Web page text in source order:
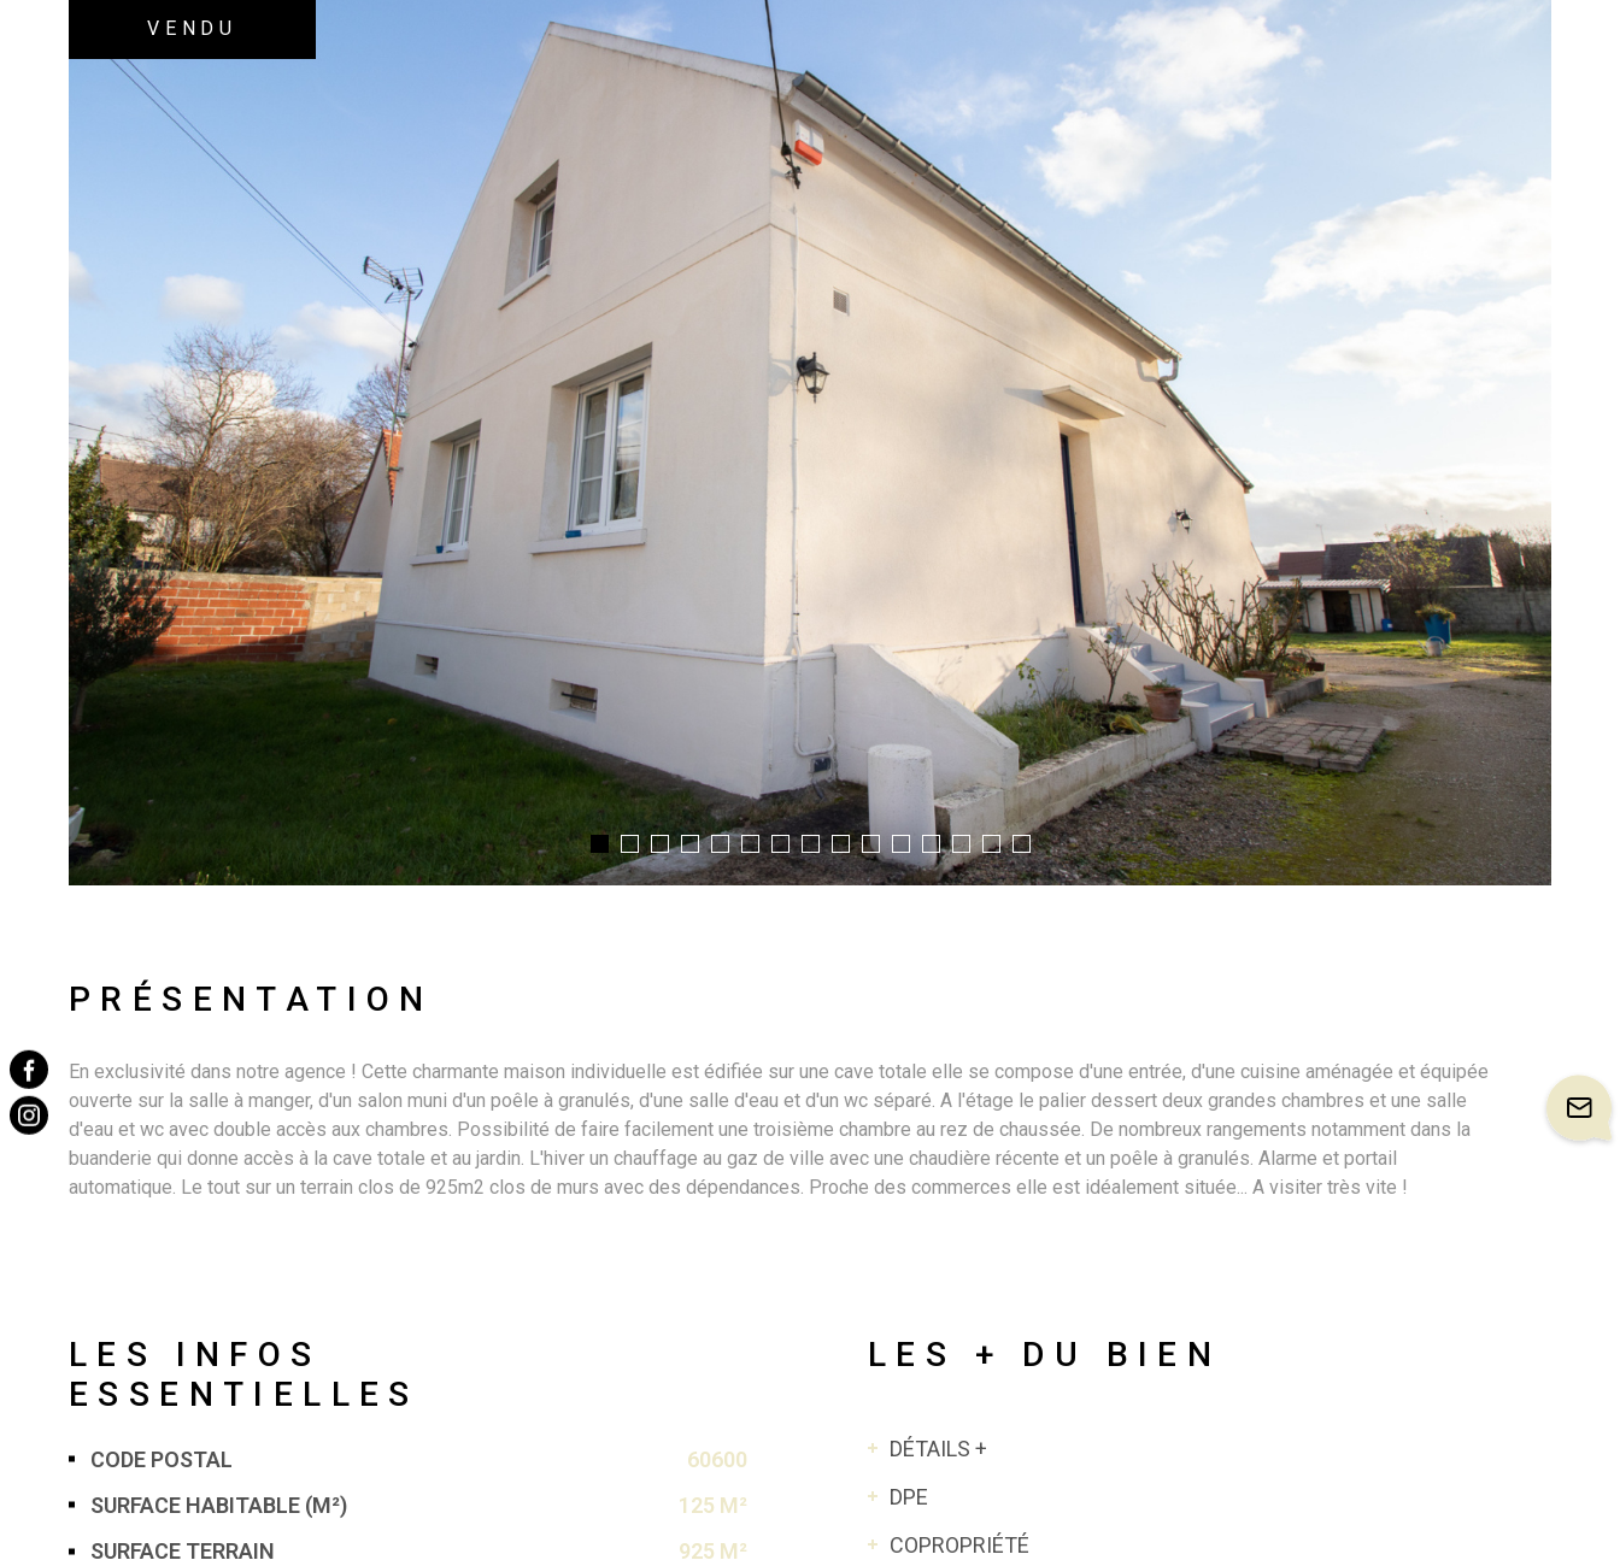
VENDU
PRÉSENTATION
En exclusivité dans notre agence ! Cette charmante maison individuelle est édifiée sur une cave totale elle se compose d'une entrée, d'une cuisine aménagée et équipée
ouverte sur la salle à manger, d'un salon muni d'un poêle à granulés, d'une salle d'eau et d'un wc séparé. A l'étage le palier dessert deux grandes chambres et une salle
d'eau et wc avec double accès aux chambres. Possibilité de faire facilement une troisième chambre au rez de chaussée. De nombreux rangements notamment dans la
buanderie qui donne accès à la cave totale et au jardin. L'hiver un chauffage au gaz de ville avec une chaudière récente et un poêle à granulés. Alarme et portail
automatique. Le tout sur un terrain clos de 925m2 clos de murs avec des dépendances. Proche des commerces elle est idéalement située... A visiter très vite !
LES INFOS
ESSENTIELLES
Caractérisque Valeurs
CODE POSTAL
60600
SURFACE HABITABLE (M²)
125 M²
SURFACE TERRAIN
925 M²
LES + DU BIEN
DÉTAILS +
DPE
COPROPRIÉTÉ